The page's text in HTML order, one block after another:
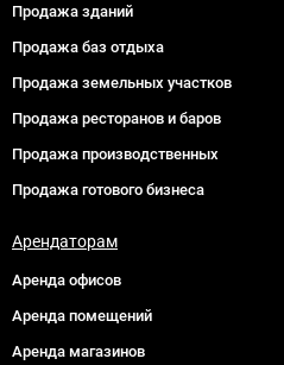
Продажа зданий
Продажа баз отдыха
Продажа земельных участков
Продажа ресторанов и баров
Продажа производственных
Продажа готового бизнеса
Арендаторам
Аренда офисов
Аренда помещений
Аренда магазинов